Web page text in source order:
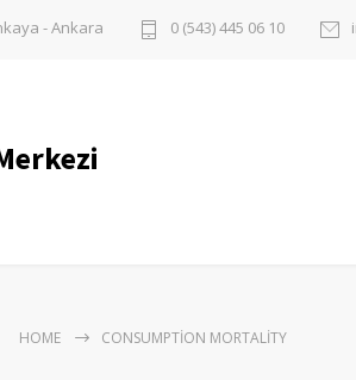
- Ankara 0 (543) 445 06 10
HOME CONSUMPTION MORTALITY